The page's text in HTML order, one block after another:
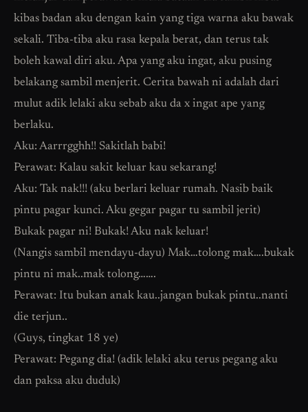
kibas badan aku dengan kain yang tiga warna aku bawak
sekali. Tiba-tiba aku rasa kepala berat, dan terus tak
boleh kawal diri aku. Apa yang aku ingat, aku pusing
belakang sambil menjerit. Cerita bawah ni adalah dari
mulut adik lelaki aku sebab aku da x ingat ape yang
berlaku.
Aku: Aarrrgghh!! Sakitlah babi!
Perawat: Kalau sakit keluar kau sekarang!
Aku: Tak nak!!! (aku berlari keluar rumah. Nasib baik
pintu pagar kunci. Aku gegar pagar tu sambil jerit)
Bukak pagar ni! Bukak! Aku nak keluar!
(Nangis sambil mendayu-dayu) Mak…tolong mak….bukak
pintu ni mak..mak tolong…….
Perawat: Itu bukan anak kau..jangan bukak pintu..nanti
die terjun..
(Guys, tingkat 18 ye)
Perawat: Pegang dia! (adik lelaki aku terus pegang aku
dan paksa aku duduk)